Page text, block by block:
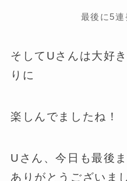
最後に5連
そしてUさんは大好
りに
楽しんでましたね！
Uさん、今日も最後
ありがとうございま